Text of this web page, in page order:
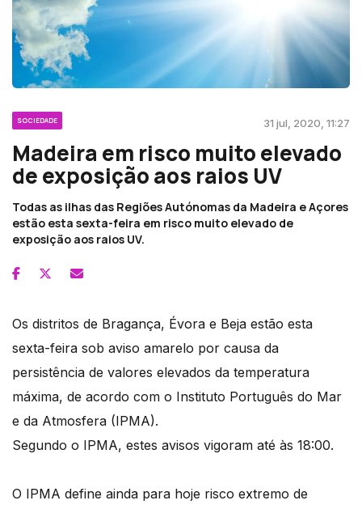
SOCIEDADE 31 jul, 2020, 11:27
Madeira em risco muito elevado
de exposição aos raios UV
Todas as ilhas das Regiões Autónomas da Madeira e Açores
estão esta sexta-feira em risco muito elevado de
exposição aos raios UV.
Os distritos de Bragança, Évora e Beja estão esta
sexta-feira sob aviso amarelo por causa da
persistência de valores elevados da temperatura
máxima, de acordo com o Instituto Português do Mar
e da Atmosfera (IPMA).
Segundo o IPMA, estes avisos vigoram até às 18:00.
O IPMA define ainda para hoje risco extremo de